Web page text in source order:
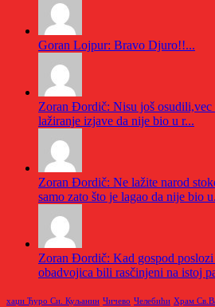
Goran Lojpur: Bravo Djuro!!...
Zoran Đordič: Nisu još
lažiranje izjave da nije bio u r...
Zoran Đordič: Ne lažite narod
samo zato što je lagao da nije bio
Zoran Đordič: Kad gospod
obadvojica bili rasčinjeni na istoj
хаџи Ђуро Си. Куљанин Чичево Челебићи Храм